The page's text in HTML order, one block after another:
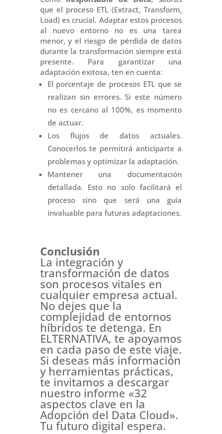
que el proceso ETL (Extract, Transform,
Load) es crucial. Adaptar estos procesos
al nuevo entorno no es una tarea
menor, y el riesgo de pérdida de datos
durante la transformación siempre está
presente. Para garantizar una
adaptación exitosa, ten en cuenta:
El porcentaje de procesos ETL que se
realizan sin errores. Si este número
no es cercano al 100%, es momento
de actuar.
Los flujos de datos actuales.
Conocerlos te permitirá anticiparte a
problemas y optimizar la adaptación.
Mantener una documentación
detallada. Esto no solo facilitará el
proceso sino que será una guía
invaluable para futuras adaptaciones.
Conclusión
La integración y
transformación de datos
son procesos vitales en
cualquier empresa actual.
No dejes que la
complejidad de entornos
híbridos te detenga. En
ELTERNATIVA, te apoyamos
en cada paso de este viaje.
Si deseas más información
y herramientas prácticas,
te invitamos a descargar
nuestro informe «32
aspectos clave en la
Adopción del Data Cloud».
Tu futuro digital espera.